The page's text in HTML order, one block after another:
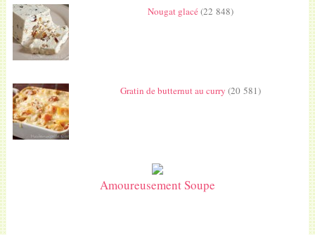
Nougat glacé(22 848)
Gratin de butternut au curry (20 581)
Amoureusement Soupe